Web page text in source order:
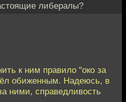
либералы?
к ним правило "око за
обиженным. Надеюсь, в
ними, справедливость